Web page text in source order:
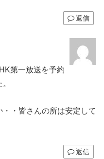
返信
第一放送を予約
・皆さんの所は安定して
返信